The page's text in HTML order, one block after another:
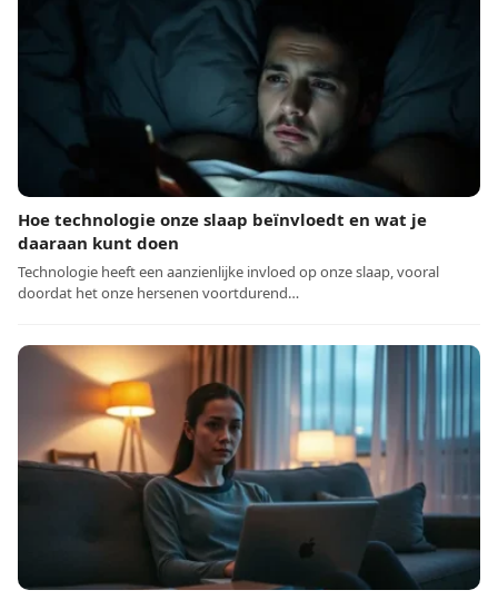
Hoe technologie onze slaap beïnvloedt en wat je
daaraan kunt doen
Technologie heeft een aanzienlijke invloed op onze slaap, vooral
doordat het onze hersenen voortdurend…